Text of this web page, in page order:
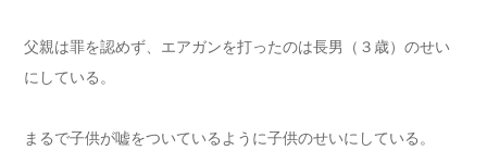
父親は罪を認めず、エアガンを打ったのは長男（３歳）のせい
にしている。
まるで子供が嘘をついているように子供のせいにしている。